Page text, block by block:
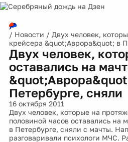
/ Новости / Двух человек,
крейсера &quot;Аврора&quot; в
Двух человек,
оставались на
Петербурге, сняли
16 октября 2011
Двух человек, которые на
половиной часов оставались на
в Петербурге, сняли с мачты.
разговаривали психологи МЧС.